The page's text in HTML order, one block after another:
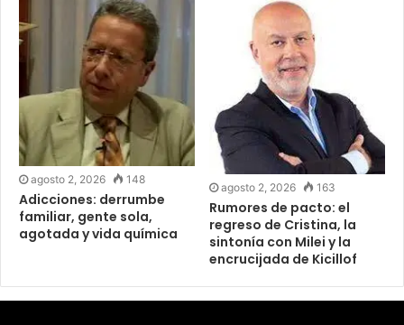
agosto 2, 2026 148
Adicciones: derrumbe
familiar, gente sola,
agotada y vida química
agosto 2, 2026 163
Rumores de pacto: el
regreso de Cristina, la
sintonía con Milei y la
encrucijada de Kicillof